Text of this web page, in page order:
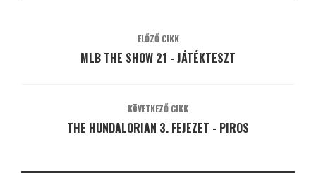
ELŐZŐ CIKK
MLB THE SHOW 21 - JÁTÉKTESZT
KÖVETKEZŐ CIKK
THE HUNDALORIAN 3. FEJEZET - PIROS